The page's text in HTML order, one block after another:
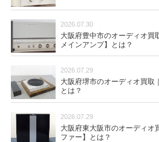
2026.07.30
大阪府豊中市のオーディオ買
メインアンプ】とは？
2026.07.29
大阪府堺市のオーディオ買取
とは？
2026.07.29
大阪府東大阪市のオーディオ
ファー】とは？